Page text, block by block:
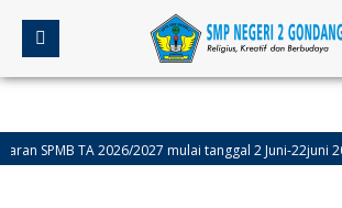
TA 2026/2027 mulai tanggal 2 Juni-22juni 2026